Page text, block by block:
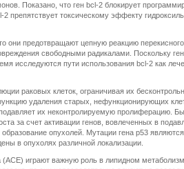
Показано, что ген bcl-2 блокирует
препятствует токсическому эффекту
они предотвращают цепную реакцию
свободными радикалами. Поскольку
исследуются пути использования bcl-2 как
раковых клеток, ограничивая их
удаления старых, нефункционирующих
их неконтролируемую пролиферацию.
за счет активации генов, вовлеченных в
опухолей. Мутации гена р53
в опухолях различной локализации.
играют важную роль в липидном